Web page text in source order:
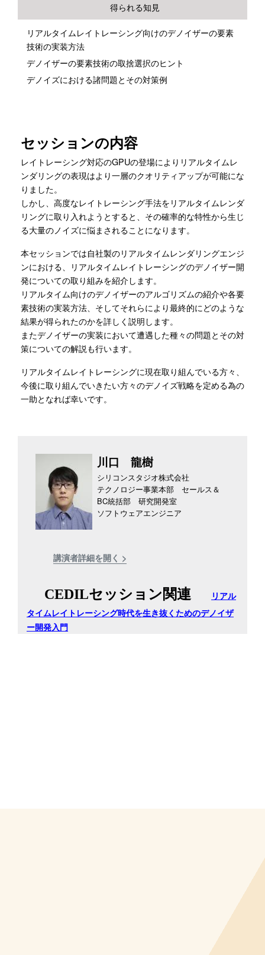
得られる知見
リアルタイムレイトレーシング向けのデノイザーの要素
技術の実装方法
デノイザーの要素技術の取捨選択のヒント
デノイズにおける諸問題とその対策例
セッションの内容
レイトレーシング対応のGPUの登場によりリアルタイムレ
ンダリングの表現はより一層のクオリティアップが可能にな
りました。
しかし、高度なレイトレーシング手法をリアルタイムレンダ
リングに取り入れようとすると、その確率的な特性から生じ
る大量のノイズに悩まされることになります。
本セッションでは自社製のリアルタイムレンダリングエンジ
ンにおける、リアルタイムレイトレーシングのデノイザー開
発についての取り組みを紹介します。
リアルタイム向けのデノイザーのアルゴリズムの紹介や各要
素技術の実装方法、そしてそれらにより最終的にどのような
結果が得られたのかを詳しく説明します。
またデノイザーの実装において遭遇した種々の問題とその対
策についての解説も行います。
リアルタイムレイトレーシングに現在取り組んでいる方々、
今後に取り組んでいきたい方々のデノイズ戦略を定める為の
一助となれば幸いです。
川口 龍樹
シリコンスタジオ株式会社
テクノロジー事業本部 セールス＆
BC統括部 研究開発室
ソフトウェアエンジニア
講演者詳細を開く >
CEDILセッション関連
リアル
タイムレイトレーシング時代を生き抜くためのデノイザ
ー開発入門